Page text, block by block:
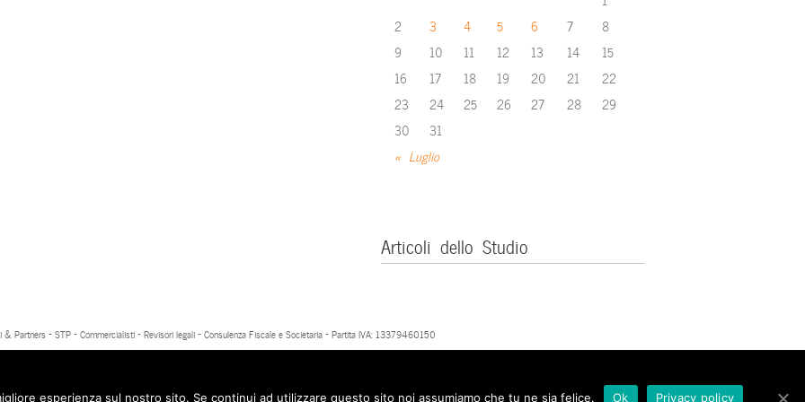
« Luglio
2
3 4 5 6 7
8
9
10 11 12 13 14
15
16
17 18 19 20 21
22
23
24 25 26 27 28
29
30
31
Articoli dello Studio
& Partners - STP - Commercialisti - Revisori legali - Consulenza Fiscale e Societaria - Partita IVA: 13379460150
esperienza sul nostro sito. Se continui ad utilizzare questo sito noi assumiamo che tu ne sia felice. Ok Privacy policy